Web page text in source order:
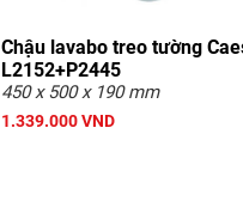
Chậu lavabo treo tường
L2152+P2445
450 x 500 x 190 mm
1.339.000 VND